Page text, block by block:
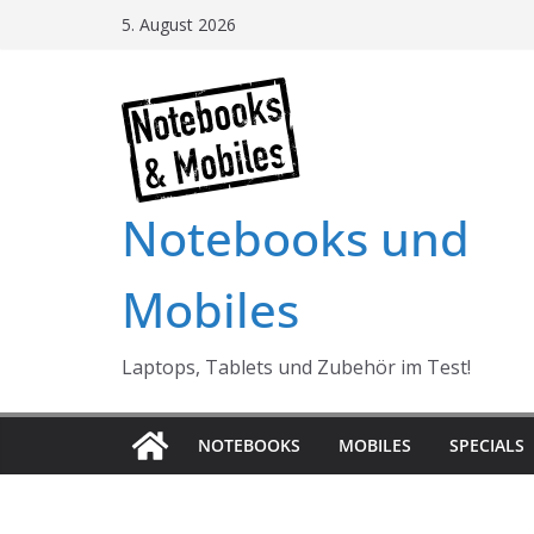
5. August 2026
Notebooks und
Mobiles
Laptops, Tablets und Zubehör im Test!
NOTEBOOKS MOBILES SPECIALS